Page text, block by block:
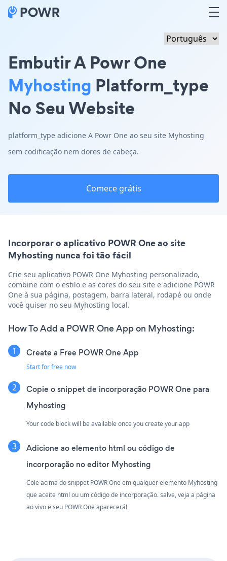
Embutir A Powr One
Myhosting Platform_type
No Seu Website
platform_type adicione A Powr One ao seu site Myhosting
sem codificação nem dores de cabeça.
Comece grátis
Incorporar o aplicativo POWR One ao site
Myhosting nunca foi tão fácil
Crie seu aplicativo POWR One Myhosting personalizado,
combine com o estilo e as cores do seu site e adicione POWR
One à sua página, postagem, barra lateral, rodapé ou onde
você quiser no seu Myhosting local.
How To Add a POWR One App on Myhosting:
Create a Free POWR One App
Start for free now
Copie o snippet de incorporação POWR One para
Myhosting
Your code block will be available once you create your app
Adicione ao elemento html ou código de
incorporação no editor Myhosting
Cole acima do snippet POWR One em qualquer elemento Myhosting
que aceite html ou um código de incorporação. salve, veja a página
ao vivo e seu POWR One aparecerá!